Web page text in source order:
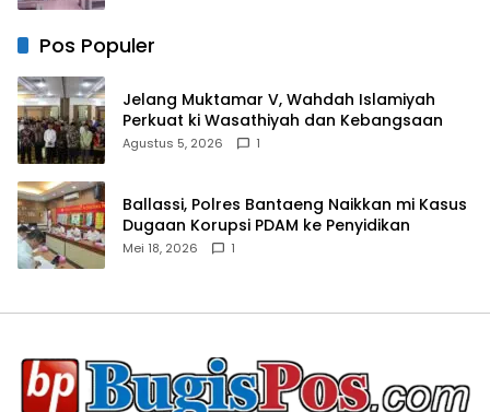
Pos Populer
Jelang Muktamar V, Wahdah Islamiyah
Perkuat ki Wasathiyah dan Kebangsaan
Agustus 5, 2026 1
Ballassi, Polres Bantaeng Naikkan mi Kasus
Dugaan Korupsi PDAM ke Penyidikan
Mei 18, 2026 1